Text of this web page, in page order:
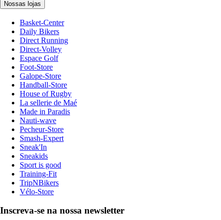
Nossas lojas
Basket-Center
Daily Bikers
Direct Running
Direct-Volley
Espace Golf
Foot-Store
Galope-Store
Handball-Store
House of Rugby
La sellerie de Maé
Made in Paradis
Nauti-wave
Pecheur-Store
Smash-Expert
Sneak'In
Sneakids
Sport is good
Training-Fit
TripNBikers
Vélo-Store
Inscreva-se na nossa newsletter